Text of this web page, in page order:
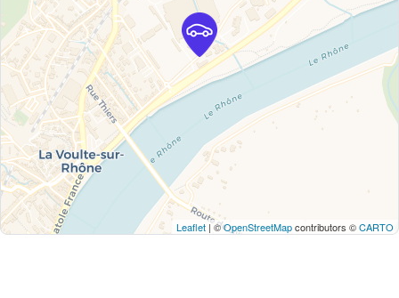
Leaflet | ©OpenStreetMapcontributors ©CARTO